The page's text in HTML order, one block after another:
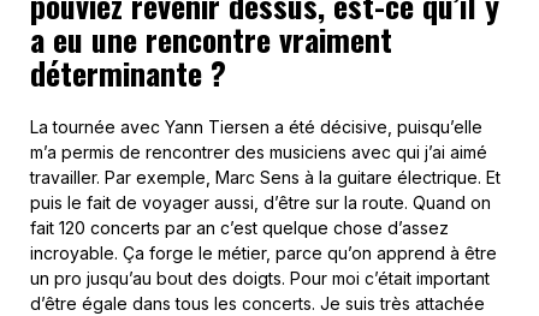
a eu une rencontre vraiment
déterminante ?
La tournée avec Yann Tiersen a été décisive, puisqu’elle
m’a permis de rencontrer des musiciens avec qui j’ai aimé
travailler. Par exemple, Marc Sens à la guitare électrique. Et
puis le fait de voyager aussi, d’être sur la route. Quand on
fait 120 concerts par an c’est quelque chose d’assez
incroyable. Ça forge le métier, parce qu’on apprend à être
un pro jusqu’au bout des doigts. Pour moi c’était important
d’être égale dans tous les concerts. Je suis très attachée